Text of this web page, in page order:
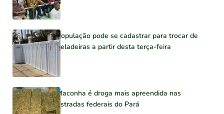
População pode se cadastrar para trocar de
geladeiras a partir desta terça-feira
Maconha é droga mais apreendida nas
estradas federais do Pará